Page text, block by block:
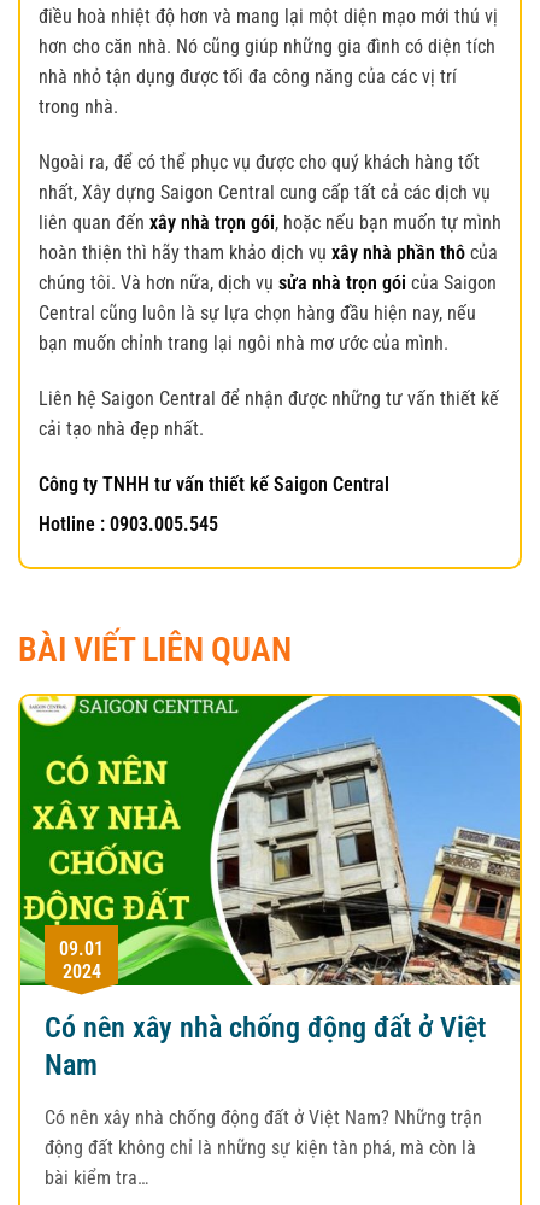
điều hoà nhiệt độ hơn và mang lại một diện mạo mới thú vị
hơn cho căn nhà. Nó cũng giúp những gia đình có diện tích
nhà nhỏ tận dụng được tối đa công năng của các vị trí
trong nhà.
Ngoài ra, để có thể phục vụ được cho quý khách hàng tốt
nhất, Xây dựng Saigon Central cung cấp tất cả các dịch vụ
liên quan đến xây nhà trọn gói, hoặc nếu bạn muốn tự mình
hoàn thiện thì hãy tham khảo dịch vụ xây nhà phần thô của
chúng tôi. Và hơn nữa, dịch vụ sửa nhà trọn gói của Saigon
Central cũng luôn là sự lựa chọn hàng đầu hiện nay, nếu
bạn muốn chỉnh trang lại ngôi nhà mơ ước của mình.
Liên hệ Saigon Central để nhận được những tư vấn thiết kế
cải tạo nhà đẹp nhất.
Công ty TNHH tư vấn thiết kế Saigon Central
Hotline : 0903.005.545
BÀI VIẾT LIÊN QUAN
09.01
2024
Có nên xây nhà chống động đất ở Việt
Nam
Có nên xây nhà chống động đất ở Việt Nam? Những trận
động đất không chỉ là những sự kiện tàn phá, mà còn là
bài kiểm tra…